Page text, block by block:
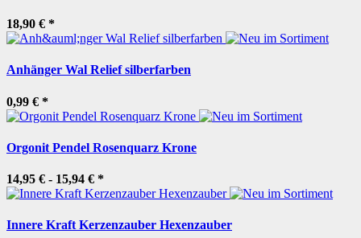
18,90 € *
Anhänger Wal Relief silberfarben
0,99 € *
Orgonit Pendel Rosenquarz Krone
14,95 € - 15,94 € *
Innere Kraft Kerzenzauber Hexenzauber